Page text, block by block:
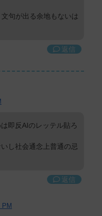
句が出る余地もないは
返信
即反AIのレッテル貼ろ
し社会通念上普通の忌
返信
PM